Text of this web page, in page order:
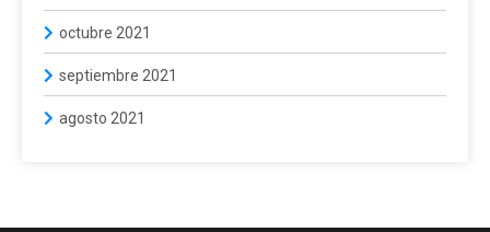
octubre 2021
septiembre 2021
agosto 2021